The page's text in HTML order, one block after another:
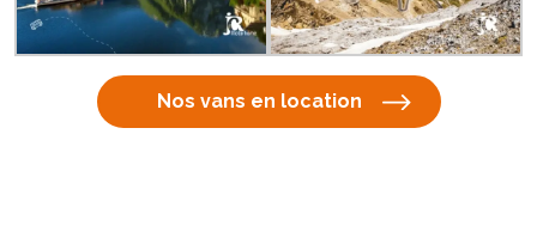
Nos vans en location